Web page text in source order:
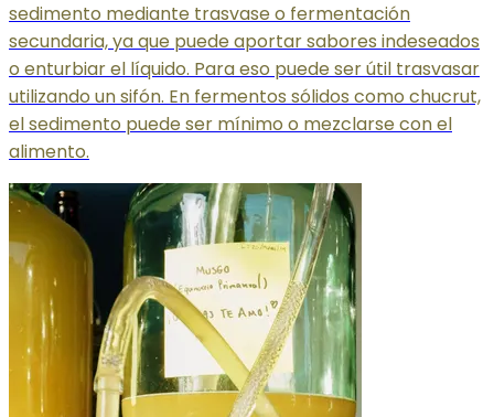
sedimento mediante trasvase o fermentación
secundaria, ya que puede aportar sabores indeseados
o enturbiar el líquido. Para eso puede ser útil trasvasar
utilizando un sifón. En fermentos sólidos como chucrut,
el sedimento puede ser mínimo o mezclarse con el
alimento.